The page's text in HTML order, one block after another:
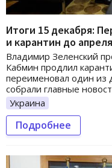
Итоги 15 декабря:
и карантин до апреля
Владимир Зеленский
Кабмин продлил
переименовал один
собрали главные
Украина
Подробнее